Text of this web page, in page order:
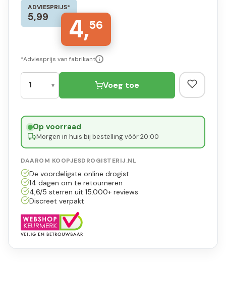
ADVIESPRIJS*
5,99 4,56
*Adviesprijs van fabrikant i
Voeg toe
Op voorraad·
Morgen in huis bij bestelling vóór 20:00
DAAROM KOOPJESDROGISTERIJ.NL
De voordeligste online drogist
14 dagen om te retourneren
4,6/5 sterren uit 15.000+ reviews
Discreet verpakt